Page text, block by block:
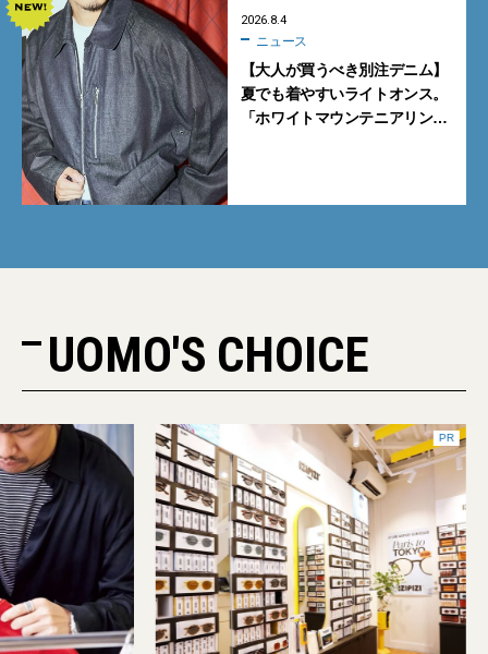
2026.8.4
ニュース
【大人が買うべき別注デニム】
夏でも着やすいライトオンス。
「ホワイトマウンテニアリン
UOMO'S CHOICE
PR